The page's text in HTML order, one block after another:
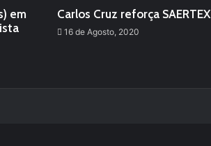
em
Carlos Cruz reforça SAERTEX
16 de Agosto, 2020